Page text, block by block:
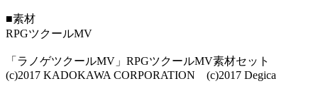
■素材
RPGツクールMV
「ラノゲツクールMV」RPGツクールMV素材セット
(c)2017 KADOKAWA CORPORATION (c)2017 Degica